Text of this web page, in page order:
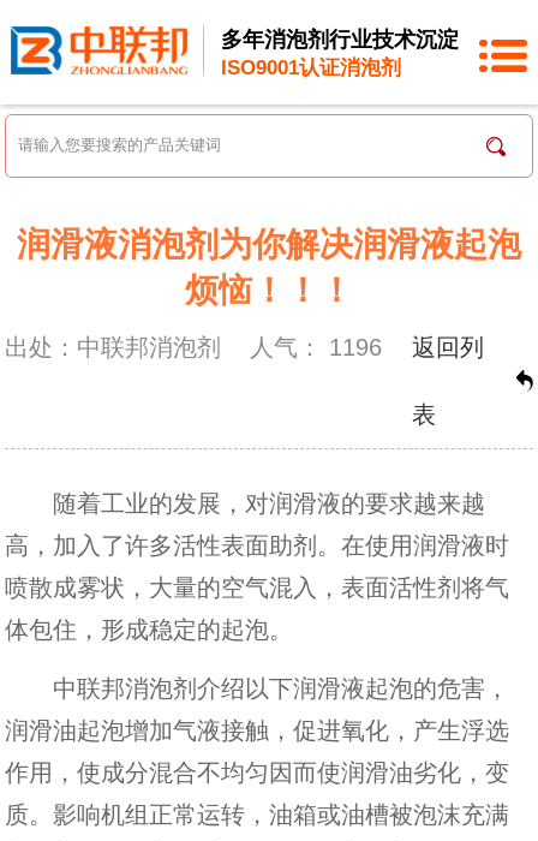
多年消泡剂行业技术沉淀
ISO9001认证消泡剂
润滑液消泡剂为你解决润滑液起泡
烦恼！！！
出处：中联邦消泡剂 人气： 1196 返回列
表
随着工业的发展，对润滑液的要求越来越
高，加入了许多活性表面助剂。在使用润滑液时
喷散成雾状，大量的空气混入，表面活性剂将气
体包住，形成稳定的起泡。
中联邦消泡剂介绍以下润滑液起泡的危害，
润滑油起泡增加气液接触，促进氧化，产生浮选
作用，使成分混合不均匀因而使润滑油劣化，变
质。影响机组正常运转，油箱或油槽被泡沫充满